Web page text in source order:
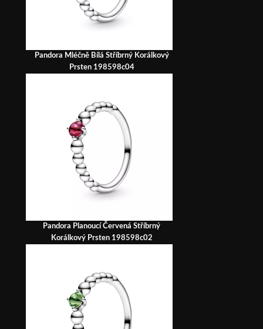
Pandora Mléčně Bílá Stříbrný Korálkový
Prsten 198598c04
Pandora Planoucí Červená Stříbrný
Korálkový Prsten 198598c02